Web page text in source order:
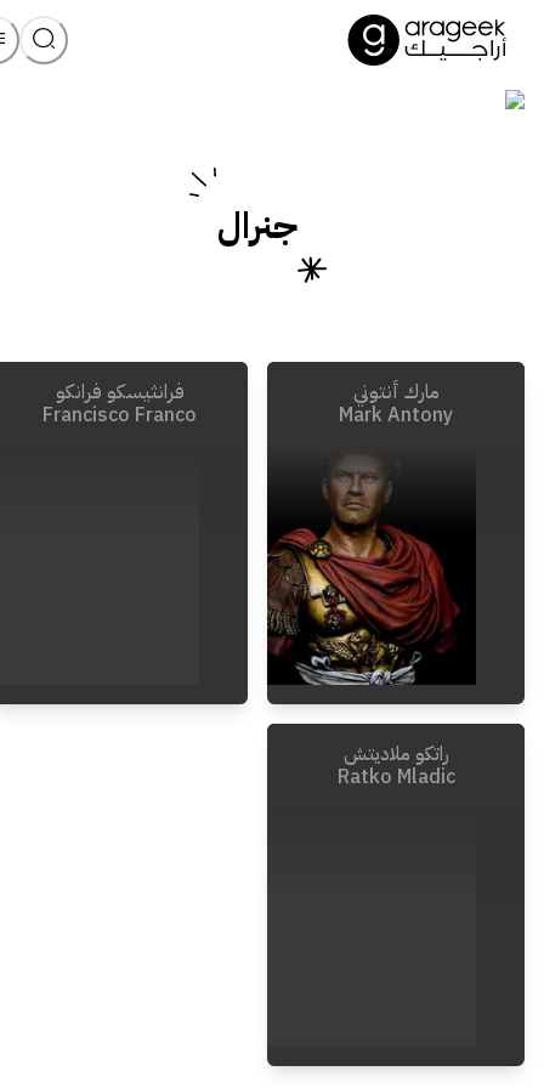
جنرال
مارك أنتوني
Mark Antony
فرانثيسكو فرانكو
Francisco Franco
راتكو ملاديتش
Ratko Mladic